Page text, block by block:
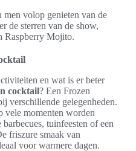
men volop genieten van de
de sterren van de show,
Raspberry Mojito.
en wat is er beter
cocktail? Een Frozen
verschillende gelegenheden.
vele momenten worden
tuinfeesten of een
friszure smaak van
voor warmere dagen.